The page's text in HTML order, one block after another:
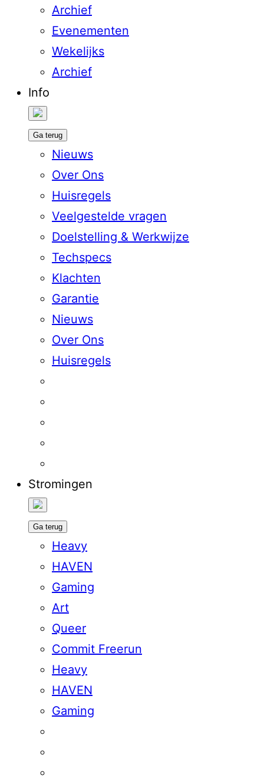
Archief
Evenementen
Wekelijks
Archief
Info
Ga terug
Nieuws
Over Ons
Huisregels
Veelgestelde vragen
Doelstelling & Werkwijze
Techspecs
Klachten
Garantie
Nieuws
Over Ons
Huisregels
Stromingen
Ga terug
Heavy
HAVEN
Gaming
Art
Queer
Commit Freerun
Heavy
HAVEN
Gaming